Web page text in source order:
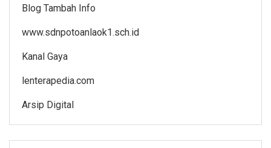
Blog Tambah Info
www.sdnpotoanlaok1.sch.id
Kanal Gaya
lenterapedia.com
Arsip Digital